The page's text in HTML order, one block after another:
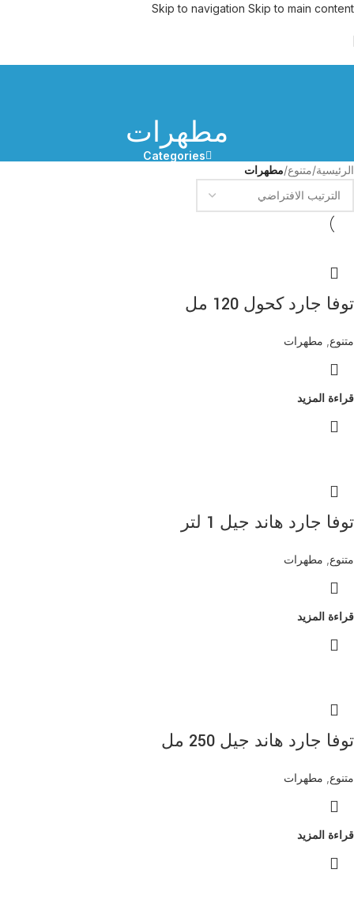
Skip to navigation Skip to main content
مطهرات
Categories
الرئيسية/متنوع/مطهرات
توفا جارد كحول 120 مل
متنوع مطهرات
قراءة المزيد
توفا جارد هاند جيل 1 لتر
متنوع مطهرات
قراءة المزيد
توفا جارد هاند جيل 250 مل
متنوع مطهرات
قراءة المزيد